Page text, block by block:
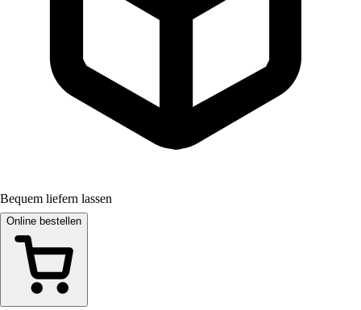
Bequem liefern lassen
Online bestellen